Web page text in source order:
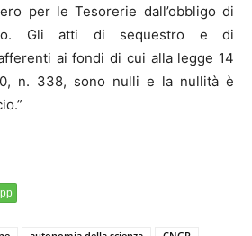
per le Tesorerie dall’obbligo di
Gli atti di sequestro e di
ai fondi di cui alla legge 14
n. 338, sono nulli e la nullità è